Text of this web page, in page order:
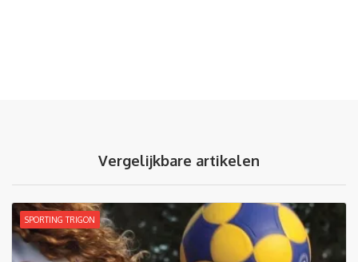
Vergelijkbare artikelen
SPORTING TRIGON